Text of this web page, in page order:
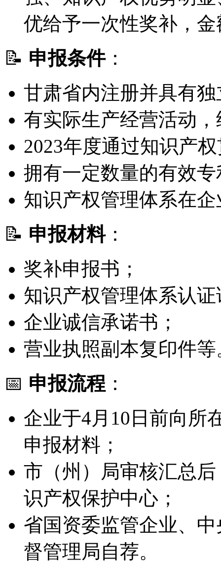
优给予一次性奖补，
📝 申报条件：
甘肃省内注册并具有
有实际生产经营活动
2023年度通过知识产
拥有一定数量的有效
知识产权管理体系在
📝 申报材料：
奖补申报书；
知识产权管理体系认
企业诚信承诺书；
营业执照副本复印件等
📅 申报流程 ：
企业于4月10日前向所
申报材料；
市（州）局审核汇总
识产权保护中心；
省国资委监管企业、
督管理局自荐。